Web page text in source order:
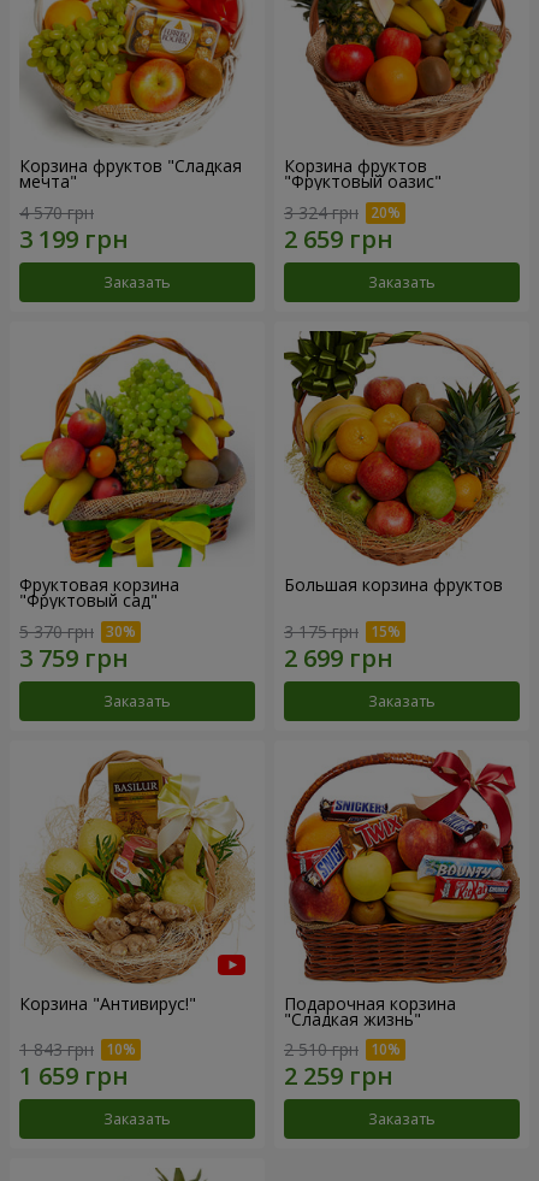
Корзина фруктов "Сладкая
мечта"
4 570 грн
Заказать
Корзина фруктов
"Фруктовый оазис"
3 324 грн
Заказать
Фруктовая корзина
"Фруктовый сад"
5 370 грн
Заказать
Большая корзина фруктов
3 175 грн
Заказать
Корзина "Антивирус!"
1 843 грн
Заказать
Подарочная корзина
"Сладкая жизнь"
2 510 грн
Заказать